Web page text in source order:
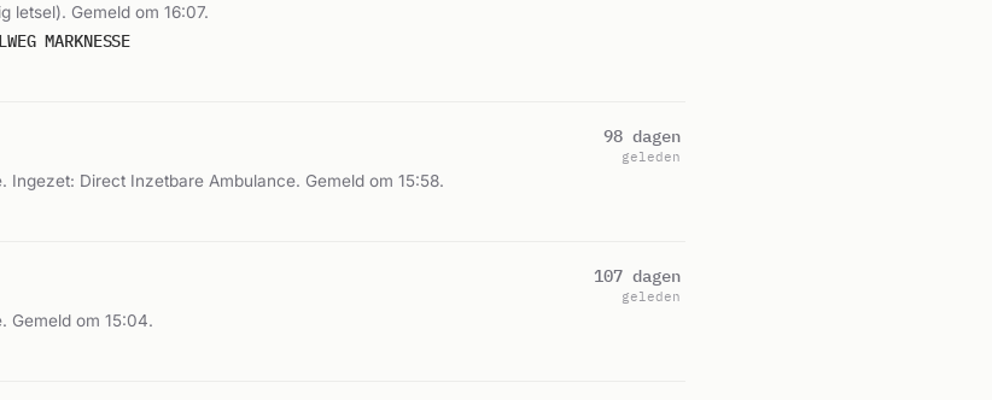
letsel). Gemeld om 16:07.
MARKNESSE
Ingezet: Direct Inzetbare Ambulance. Gemeld om 15:58.
98 dagen
geleden
Gemeld om 15:04.
107 dagen
geleden